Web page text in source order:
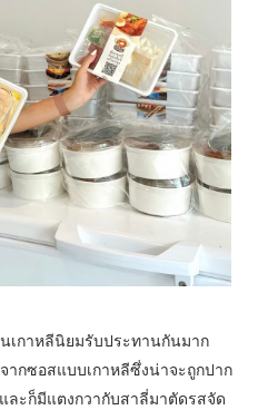
เกาหลีนิยมรับประทานกันมาก
ากซอสแบบเกาหลีซึ่งน่าจะถูกปาก
ละก็มีแตงกวากับสาลี่มาตัดรสจัด